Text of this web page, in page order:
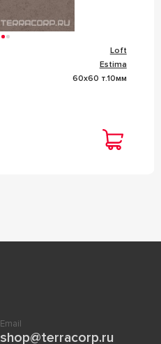
Loft
Estima
60x60 т.10мм
Email
shop@terracorp.ru